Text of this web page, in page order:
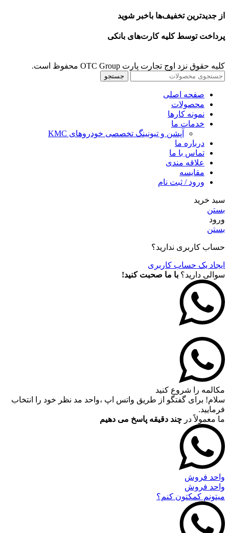
از جدیدترین تخفیف‌ها باخبر شوید
پرداخت توسط کلیه کارت‌های بانکی
کلیه حقوق نزد اوج تجارت پارت OTC Group محفوظ است.
جستجو
صفحه اصلی
محصولات
نمونه کارها
خدمات ما
آپشن و تیونینگ تخصصی خودروهای KMC
درباره ما
تماس با ما
علاقه مندی
مقايسه
ورود / ثبت نام
سبد خرید
بستن
ورود
بستن
حساب کاربری ندارید؟
ایجاد یک حساب کاربری
سوالی دارید؟ با ما صحبت کنید!
مکالمه را شروع کنید
سلام! برای گفتگو از طریق واتس اپ ،واحد مد نظر خود را انتخاب
فرمایید.
ما معمولاً در چند دقیقه پاسخ می دهیم
واحد فروش
واحد فروش
میتونم کمکتون کنم؟